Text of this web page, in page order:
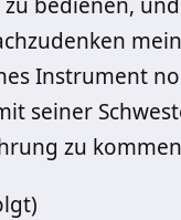
Instrument
seiner
zu